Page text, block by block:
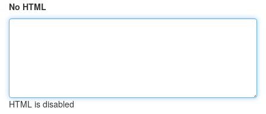
No HTML
HTML is disabled